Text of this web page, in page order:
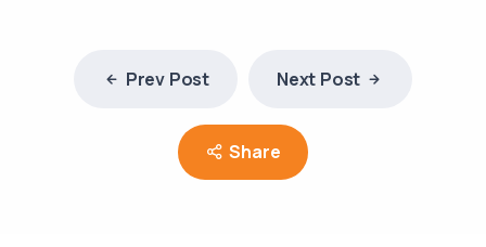
Prev Post Next Post
Share